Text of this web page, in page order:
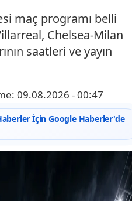
maç programı belli
Chelsea-Milan
saatleri ve yayın
09.08.2026 - 00:47
İçin Google Haberler'de